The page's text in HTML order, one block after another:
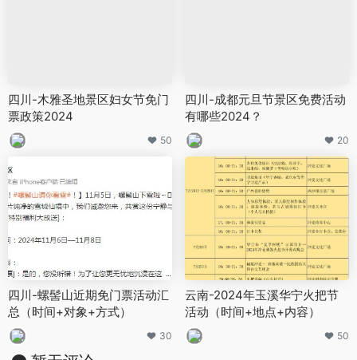
四川-木雅圣地景区妇女节免门
票政策2024
50
四川-成都元旦节景区免费活动
有哪些2024？
20
四川-螺髻山近期免门票活动汇
总（时间+对象+方式）
30
云南-2024年玉溪华宁火把节
活动（时间+地点+内容）
50